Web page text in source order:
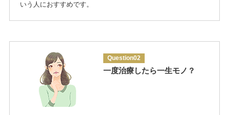
いう人におすすめです。
Question02
一度治療したら一生モノ？